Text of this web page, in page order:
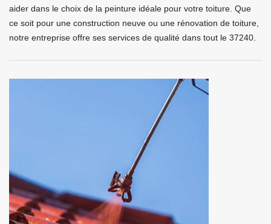
aider dans le choix de la peinture idéale pour votre toiture. Que
ce soit pour une construction neuve ou une rénovation de toiture,
notre entreprise offre ses services de qualité dans tout le 37240.